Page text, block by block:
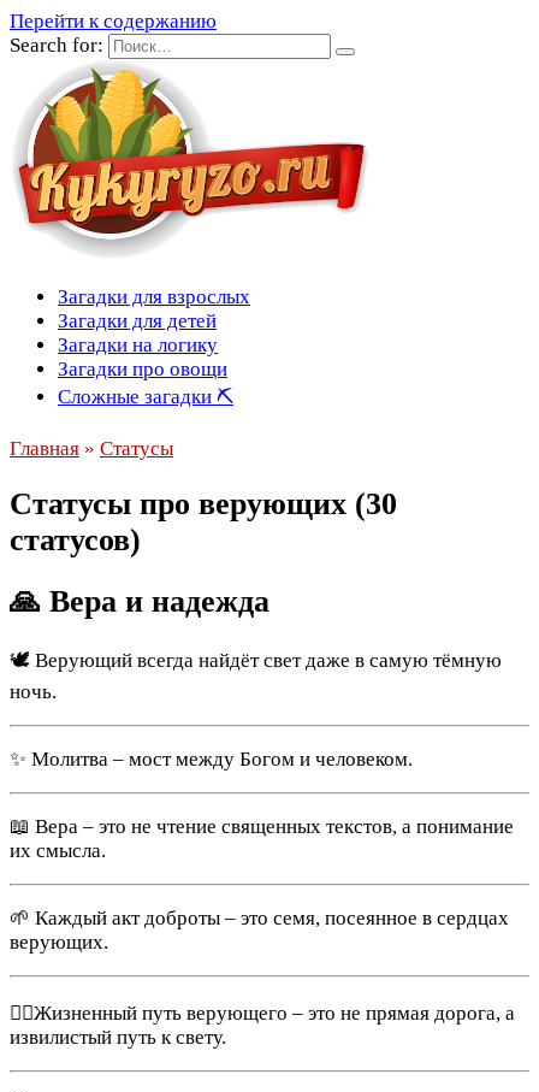
Перейти к содержанию
Search for:
Загадки для взрослых
Загадки для детей
Загадки на логику
Загадки про овощи
Сложные загадки ⛏
Главная » Статусы
Статусы про верующих (30
статусов)
🙏 Вера и надежда
🕊️ Верующий всегда найдёт свет даже в самую тёмную
ночь.
✨ Молитва – мост между Богом и человеком.
📖 Вера – это не чтение священных текстов, а понимание
их смысла.
🌱 Каждый акт доброты – это семя, посеянное в сердцах
верующих.
🚶‍♂️Жизненный путь верующего – это не прямая дорога, а
извилистый путь к свету.